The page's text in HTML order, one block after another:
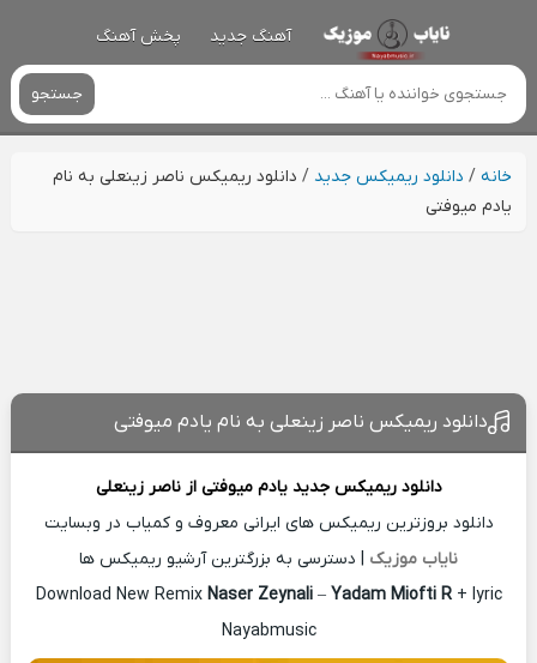
آهنگ جدید پخش آهنگ
جستجو
خانه/ دانلود ریمیکس جدید / دانلود ریمیکس ناصر زینعلی به نام
یادم میوفتی
دانلود ریمیکس ناصر زینعلی به نام یادم میوفتی
دانلود ریمیکس جدید یادم میوفتی ازناصر زینعلی
دانلود بروزترین ریمیکس های ایرانی معروف و کمیاب در وبسایت
نایاب موزیک | دسترسی به بزرگترین آرشیو ریمیکس ها
Download New Remix Naser Zeynali– Yadam Miofti R+ lyric
Nayabmusic